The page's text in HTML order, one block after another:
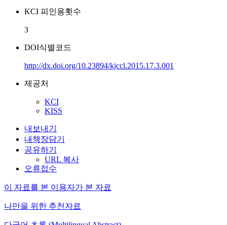
KCI 피인용횟수
3
DOI식별코드
http://dx.doi.org/10.23894/kjccl.2015.17.3.001
제공처
KCI
KISS
내보내기
내책장담기
공유하기
URL 복사
오류접수
이 자료를 본 이용자가 본 자료
나만을 위한 추천자료